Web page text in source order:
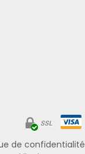
SSL
de confidentialité